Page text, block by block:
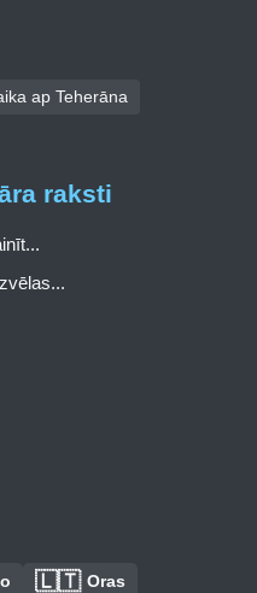
ap Teherāna
raksti
🇱🇹 Oras